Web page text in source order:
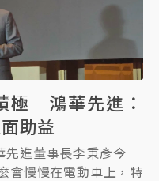
極 鴻華先進：
助益
先進董事長李秉彥今
會慢慢在電動車上，特